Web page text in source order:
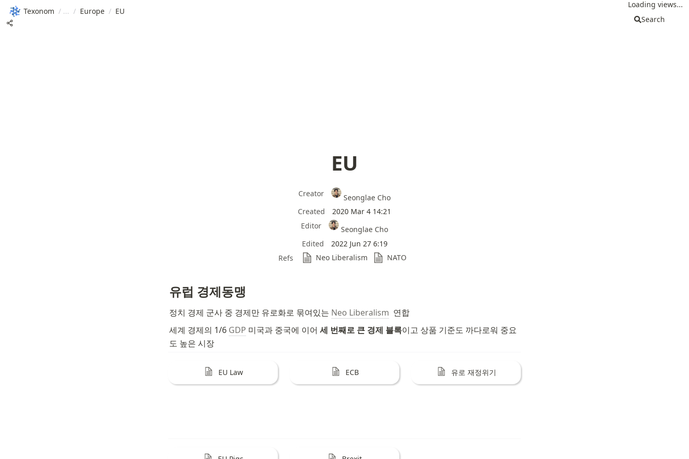
Texonom / / Europe / EU
Loading views...
Search
EU
Creator
Seonglae Cho
Created
2020 Mar 4 14:21
Editor
Seonglae Cho
Edited
2022 Jun 27 6:19
Refs
Neo Liberalism NATO
유럽 경제동맹
정치 경제 군사 중 경제만 유로화로 묶여있는 Neo Liberalism
  연합
세계 경제의 1/6 GDP 미국과 중국에 이어 세 번째로 큰 경제 블록이고 상품 기준도 까다로워 중요
도 높은 시장
EU Law ECB 유로 재정위기